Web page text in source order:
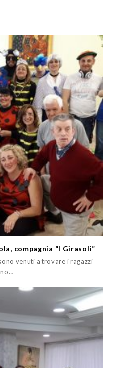
compagnia “I Girasoli”
venuti a trovare i ragazzi